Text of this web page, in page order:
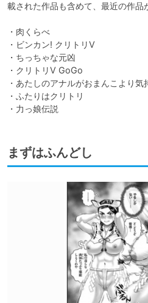
載された作品も含めて、最近の作品
・肉くらべ
・ビンカン! クリトリV
・ちっちゃな元凶
・クリトリV GoGo
・あたしのアナルがおまんこより
・ふたりはクリトリ
・力っ娘伝説
まずはふんどし